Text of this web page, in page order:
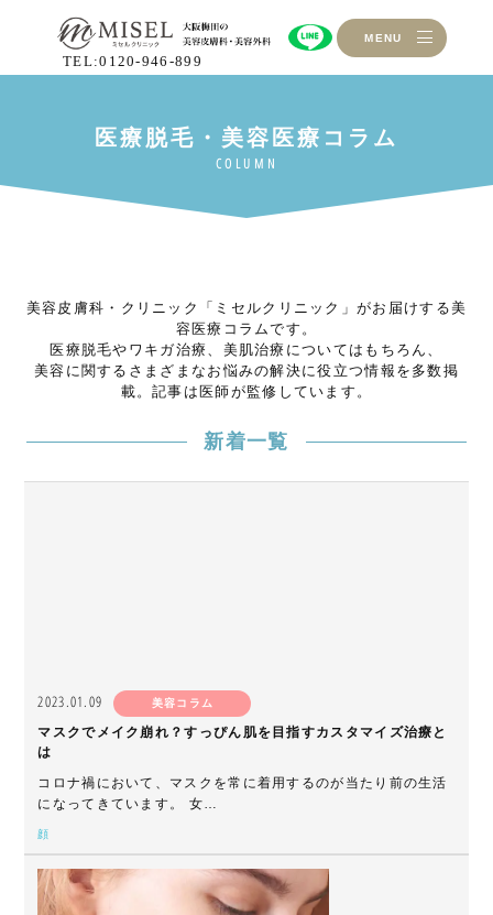
TEL:0120-946-899
MENU
美容皮膚科・クリニック「ミセルクリニック」がお届けする美
容医療コラムです。
医療脱毛やワキガ治療、美肌治療についてはもちろん、
美容に関するさまざまなお悩みの解決に役立つ情報を多数掲
載。記事は医師が監修しています。
新着一覧
2023.01.09 美容コラム
マスクでメイク崩れ？すっぴん肌を目指すカスタマイズ治療と
は
コロナ禍において、マスクを常に着用するのが当たり前の生活
になってきています。 女…
顔